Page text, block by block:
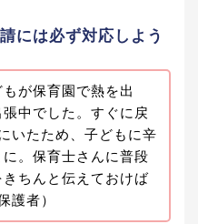
には必ず対応しよう
もが保育園で熱を出
中でした。すぐに戻
いたため、子どもに辛
。保育士さんに普段
ちんと伝えておけば
護者）